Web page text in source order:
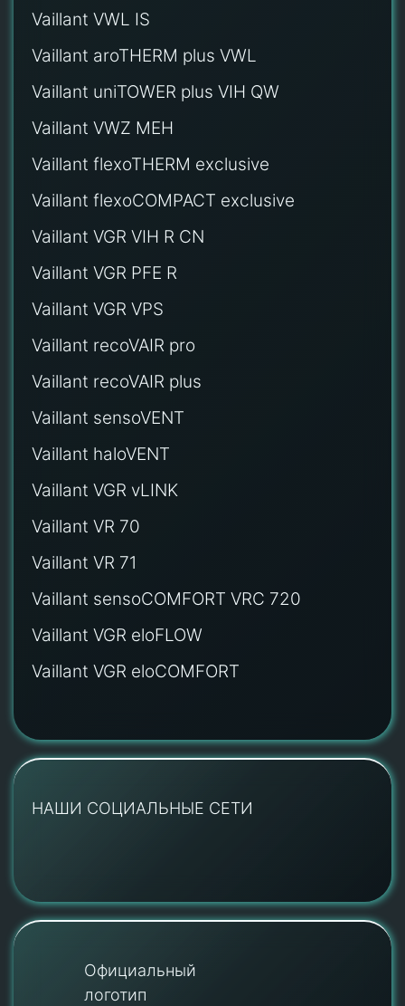
Vaillant VWL IS
Vaillant aroTHERM plus VWL
Vaillant uniTOWER plus VIH QW
Vaillant VWZ MEH
Vaillant flexoTHERM exclusive
Vaillant flexoCOMPACT exclusive
Vaillant VGR VIH R CN
Vaillant VGR PFE R
Vaillant VGR VPS
Vaillant recoVAIR pro
Vaillant recoVAIR plus
Vaillant sensoVENT
Vaillant haloVENT
Vaillant VGR vLINK
Vaillant VR 70
Vaillant VR 71
Vaillant sensoCOMFORT VRC 720
Vaillant VGR eloFLOW
Vaillant VGR eloCOMFORT
НАШИ СОЦИАЛЬНЫЕ СЕТИ
Официальный
логотип